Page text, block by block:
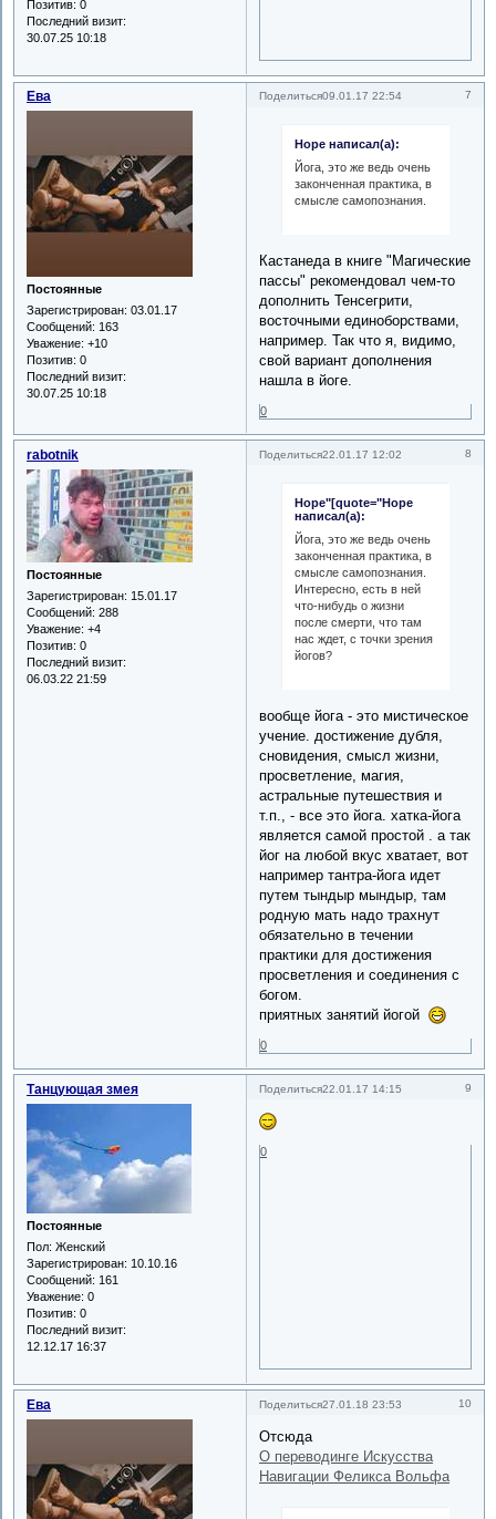
Позитив: 0
Последний визит:
30.07.25 10:18
Поделиться 7
09.01.17 22:54
Ева
Постоянные
Зарегистрирован: 03.01.17
Сообщений: 163
Уважение: +10
Позитив: 0
Последний визит:
30.07.25 10:18
Hope написал(а):
Йога, это же ведь очень
законченная практика, в
смысле самопознания.
Кастанеда в книге "Магические
пассы" рекомендовал чем-то
дополнить Тенсегрити,
восточными единоборствами,
например. Так что я, видимо,
свой вариант дополнения
нашла в йоге.
0
Поделиться 8
22.01.17 12:02
rabotnik
Постоянные
Зарегистрирован: 15.01.17
Сообщений: 288
Уважение: +4
Позитив: 0
Последний визит:
06.03.22 21:59
Hope"[quote="Hope
написал(а):
Йога, это же ведь очень
законченная практика, в
смысле самопознания.
Интересно, есть в ней
что-нибудь о жизни
после смерти, что там
нас ждет, с точки зрения
йогов?
вообще йога - это мистическое
учение. достижение дубля,
сновидения, смысл жизни,
просветление, магия,
астральные путешествия и
т.п., - все это йога. хатка-йога
является самой простой . а так
йог на любой вкус хватает, вот
например тантра-йога идет
путем тындыр мындыр, там
родную мать надо трахнут
обязательно в течении
практики для достижения
просветления и соединения с
богом.
приятных занятий йогой
0
Поделиться 9
22.01.17 14:15
Танцующая змея
Постоянные
Пол: Женский
Зарегистрирован: 10.10.16
Сообщений: 161
Уважение: 0
Позитив: 0
Последний визит:
12.12.17 16:37
0
Поделиться 10
27.01.18 23:53
Ева
Отсюда
О переводинге Искусства
Навигации Феликса Вольфа